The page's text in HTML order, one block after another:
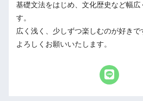
基礎文法をはじめ、文化歴史など幅広
す。
広く浅く、少しずつ楽しむのが好きで
よろしくお願いいたします。